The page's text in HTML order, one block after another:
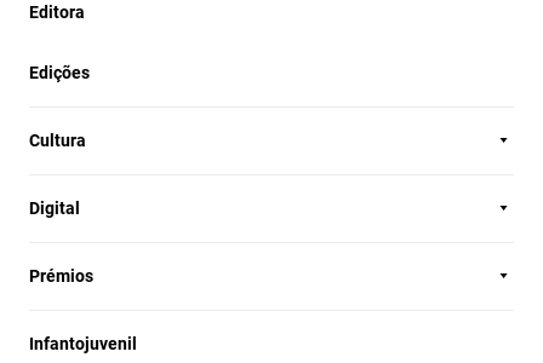
Editora
Edições
Cultura
Digital
Prémios
Infantojuvenil